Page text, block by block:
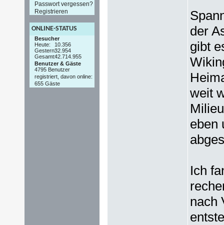
Passwort vergessen?
Registrieren
ONLINE-STATUS
Besucher
Heute:
10.356
Gestern:32.954
Gesamt:42.714.955
Benutzer & Gäste
4795 Benutzer
registriert, davon online:
655 Gäste
der
gibt
weit
eben
Ich
nach